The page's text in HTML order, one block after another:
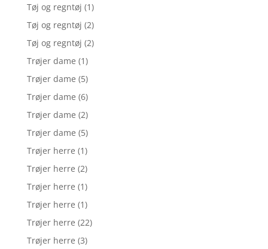
Tøj og regntøj (1)
Tøj og regntøj (2)
Tøj og regntøj (2)
Trøjer dame (1)
Trøjer dame (5)
Trøjer dame (6)
Trøjer dame (2)
Trøjer dame (5)
Trøjer herre (1)
Trøjer herre (2)
Trøjer herre (1)
Trøjer herre (1)
Trøjer herre (22)
Trøjer herre (3)